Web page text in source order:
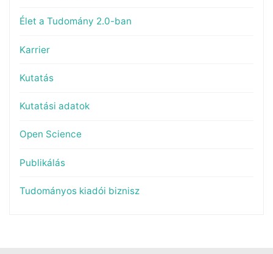
Élet a Tudomány 2.0-ban
Karrier
Kutatás
Kutatási adatok
Open Science
Publikálás
Tudományos kiadói biznisz